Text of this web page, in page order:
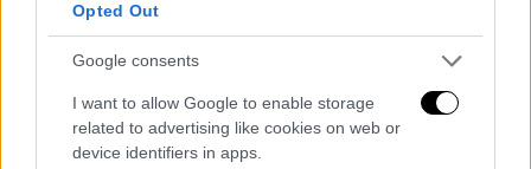
Opted Out
Google consents
I want to allow Google to enable storage
related to advertising like cookies on web or
device identifiers in apps.
Ζημιές σε σπίτια και ενεργειακές
υποδομές
Εντούτοις ηνυκτερινή επίθεσηπροκάλεσε
πυρκαγιές σε τρεις άλλες συνοικίες της